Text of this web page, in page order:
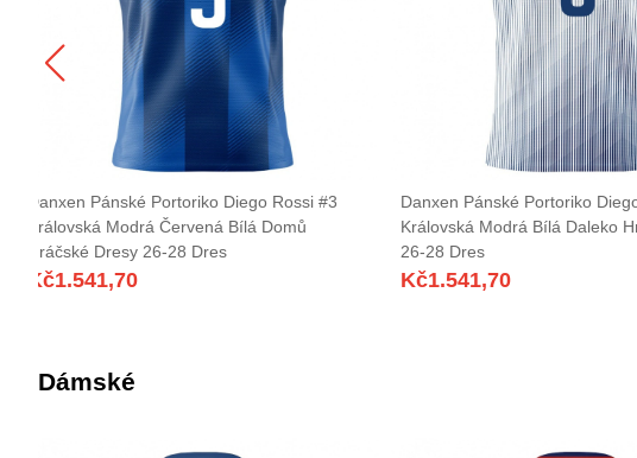
Danxen Pánské Portoriko Diego Rossi #3
Královská Modrá Červená Bílá Domů
Hráčské Dresy 26-28 Dres
Kč1.541,70
Danxen Pánské Portoriko
Královská Modrá Bílá Daleko
26-28 Dres
Kč1.541,70
Dámské